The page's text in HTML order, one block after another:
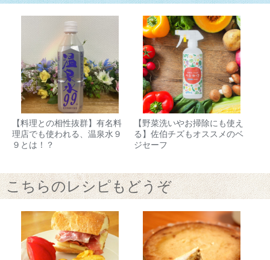
【料理との相性抜群】有名料
理店でも使われる、温泉水９
９とは！？
【野菜洗いやお掃除にも使え
る】佐伯チズもオススメのベ
ジセーフ
こちらのレシピもどうぞ